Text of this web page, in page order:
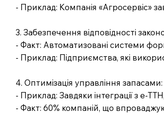
- Приклад: Компанія «Агросервіс»
3. Забезпечення відповідності
- Факт: Автоматизовані системи
- Приклад: Підприємства, які
4. Оптимізація управління запасами:
- Приклад: Завдяки інтеграції з е-
- Факт: 60% компаній, що